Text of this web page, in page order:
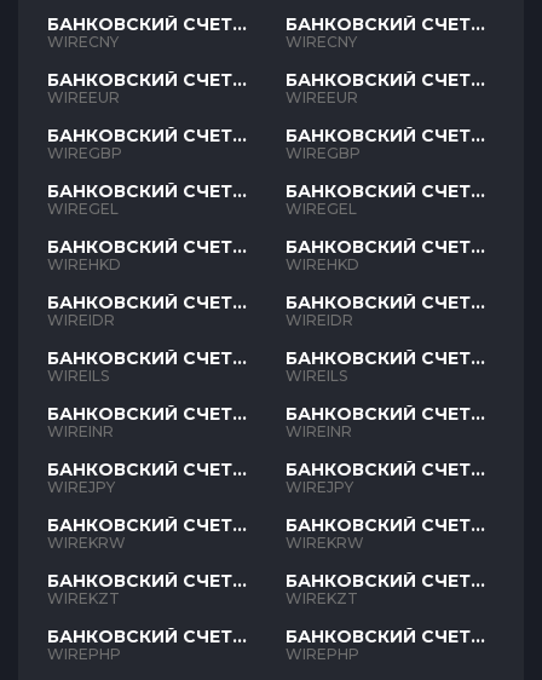
БАНКОВСКИЙ СЧЕТ
CNY
WIRECNY
БАНКОВСКИЙ СЧЕТ
EUR
WIREEUR
БАНКОВСКИЙ СЧЕТ
GBP
WIREGBP
БАНКОВСКИЙ СЧЕТ
GEL
WIREGEL
БАНКОВСКИЙ СЧЕТ
HKD
WIREHKD
БАНКОВСКИЙ СЧЕТ
IDR
WIREIDR
БАНКОВСКИЙ СЧЕТ
ILS
WIREILS
БАНКОВСКИЙ СЧЕТ
INR
WIREINR
БАНКОВСКИЙ СЧЕТ
JPY
WIREJPY
БАНКОВСКИЙ СЧЕТ
KRW
WIREKRW
БАНКОВСКИЙ СЧЕТ
KZT
WIREKZT
БАНКОВСКИЙ СЧЕТ
PHP
WIREPHP
БАНКОВСКИЙ СЧЕТ
CNY
WIRECNY
БАНКОВСКИЙ СЧЕТ
EUR
WIREEUR
БАНКОВСКИЙ СЧЕТ
GBP
WIREGBP
БАНКОВСКИЙ СЧЕТ
GEL
WIREGEL
БАНКОВСКИЙ СЧЕТ
HKD
WIREHKD
БАНКОВСКИЙ СЧЕТ
IDR
WIREIDR
БАНКОВСКИЙ СЧЕТ
ILS
WIREILS
БАНКОВСКИЙ СЧЕТ
INR
WIREINR
БАНКОВСКИЙ СЧЕТ
JPY
WIREJPY
БАНКОВСКИЙ СЧЕТ
KRW
WIREKRW
БАНКОВСКИЙ СЧЕТ
KZT
WIREKZT
БАНКОВСКИЙ СЧЕТ
PHP
WIREPHP